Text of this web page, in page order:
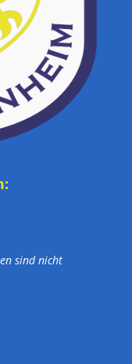
sind nicht